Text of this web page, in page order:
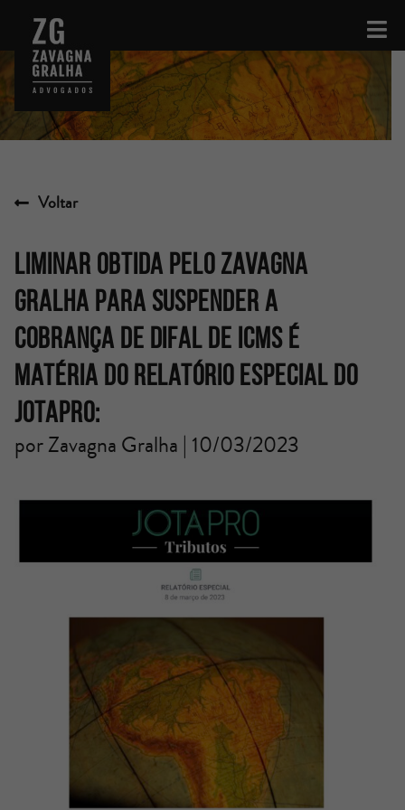
Voltar
Liminar obtida pelo Zavagna
Gralha para suspender a
cobrança de Difal de ICMS é
matéria do Relatório Especial do
JotaPRO:
por Zavagna Gralha | 10/03/2023